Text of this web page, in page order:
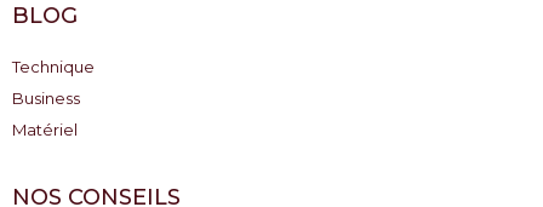
BLOG
Technique
Business
Matériel
NOS CONSEILS